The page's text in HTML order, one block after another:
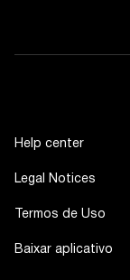
Help center
Legal Notices
Termos de Uso
Baixar aplicativo